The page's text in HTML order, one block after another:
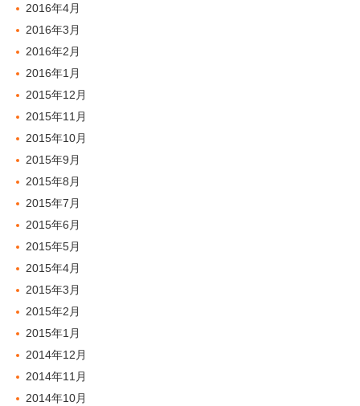
2016年4月
2016年3月
2016年2月
2016年1月
2015年12月
2015年11月
2015年10月
2015年9月
2015年8月
2015年7月
2015年6月
2015年5月
2015年4月
2015年3月
2015年2月
2015年1月
2014年12月
2014年11月
2014年10月